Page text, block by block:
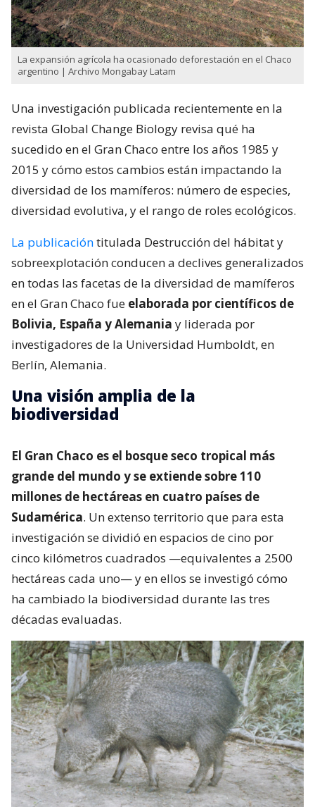
La expansión agrícola ha ocasionado deforestación en el Chaco
argentino | Archivo Mongabay Latam
Una investigación publicada recientemente en la
revista Global Change Biology revisa qué ha
sucedido en el Gran Chaco entre los años 1985 y
2015 y cómo estos cambios están impactando la
diversidad de los mamíferos: número de especies,
diversidad evolutiva, y el rango de roles ecológicos.
La publicacióntitulada Destrucción del hábitat y
sobreexplotación conducen a declives generalizados
en todas las facetas de la diversidad de mamíferos
en el Gran Chaco fue elaborada por científicos de
Bolivia, España y Alemania y liderada por
investigadores de la Universidad Humboldt, en
Berlín, Alemania.
Una visión amplia de la
biodiversidad
El Gran Chaco es el bosque seco tropical más
grande del mundo y se extiende sobre 110
millones de hectáreas en cuatro países de
Sudamérica. Un extenso territorio que para esta
investigación se dividió en espacios de cino por
cinco kilómetros cuadrados —equivalentes a 2500
hectáreas cada uno— y en ellos se investigó cómo
ha cambiado la biodiversidad durante las tres
décadas evaluadas.